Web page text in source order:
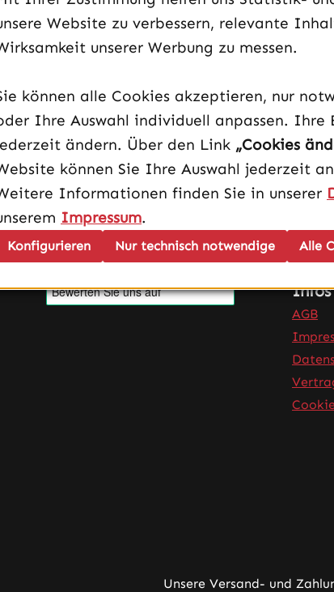
4:2:0 /​ 8bit 4:2:2 /​ 10bit 4:2:2 /​ 8bit 4:4:4 /​ 10bit 4:4:4 /​ 12bit 4:4:4), H.264 (8bit
Tab (externer Link)
in neuem Tab (externer Link)
an – öffnet in neuem Tab (externer Link)
Infos
AGB
Unsere Versand- und
Website zu verbessern, relevante
unserer Werbung zu messen.
können alle Cookies akzeptieren, nur
Ihre Auswahl individuell anpassen. Ihre
ändern. Über den Link „Cookies
können Sie Ihre Auswahl jederzeit
Informationen finden Sie in unserer
Impressum.
Nur technisch notwendige
Konfigurieren Alle